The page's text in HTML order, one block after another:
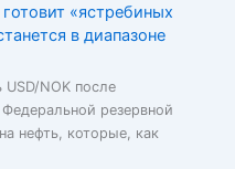
«ястребиных
в диапазоне
NOK после
резервной
нефть, которые, как